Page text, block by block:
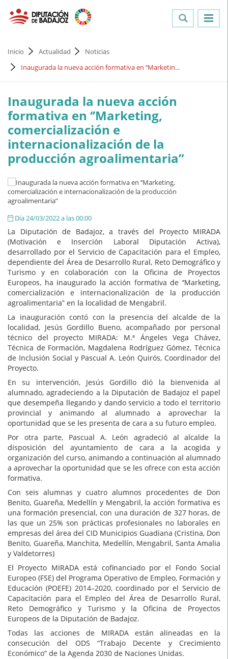
Inicio Actualidad
Noticias
Inaugurada la nueva acción formativa en ‘’Marketin...
Inaugurada la nueva acción
formativa en ‘’Marketing,
comercialización e
internacionalización de la
producción agroalimentaria”
Día 24/03/2022 a las 00:00
La Diputación de Badajoz, a través del Proyecto MIRADA
(Motivación e Inserción Laboral Diputación Activa),
desarrollado por el Servicio de Capacitación para el Empleo,
dependiente del Área de Desarrollo Rural, Reto Demográfico y
Turismo y en colaboración con la Oficina de Proyectos
Europeos, ha inaugurado la acción formativa de ‘’Marketing,
comercialización e internacionalización de la producción
agroalimentaria” en la localidad de Mengabril.
La inauguración contó con la presencia del alcalde de la
localidad, Jesús Gordillo Bueno, acompañado por personal
técnico del proyecto MIRADA: M.ª Ángeles Vega Chávez,
Técnica de Formación, Magdalena Rodríguez Gómez, Técnica
de Inclusión Social y Pascual A. León Quirós, Coordinador del
Proyecto.
En su intervención, Jesús Gordillo dió la bienvenida al
alumnado, agradeciendo a la Diputación de Badajoz el papel
que desempeña llegando y dando servicio a todo el territorio
provincial y animando al alumnado a aprovechar la
oportunidad que se les presenta de cara a su futuro empleo.
Por otra parte, Pascual A. León agradeció al alcalde la
disposición del ayuntamiento de cara a la acogida y
organización del curso, animando a continuación al alumnado
a aprovechar la oportunidad que se les ofrece con esta acción
formativa.
Con seis alumnas y cuatro alumnos procedentes de Don
Benito, Guareña, Medellín y Mengabril, la acción formativa es
una formación presencial, con una duración de 327 horas, de
las que un 25% son prácticas profesionales no laborales en
empresas del área del CID Municipios Guadiana (Cristina, Don
Benito, Guareña, Manchita, Medellín, Mengabril, Santa Amalia
y Valdetorres)
El Proyecto MIRADA está cofinanciado por el Fondo Social
Europeo (FSE) del Programa Operativo de Empleo, Formación y
Educación (POEFE) 2014–2020, coordinado por el Servicio de
Capacitación para el Empleo del Área de Desarrollo Rural,
Reto Demográfico y Turismo y la Oficina de Proyectos
Europeos de la Diputación de Badajoz.
Todas las acciones de MIRADA están alineadas en la
consecución del ODS “Trabajo Decente y Crecimiento
Económico” de la Agenda 2030 de Naciones Unidas.